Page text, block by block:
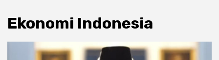
Ekonomi Indonesia